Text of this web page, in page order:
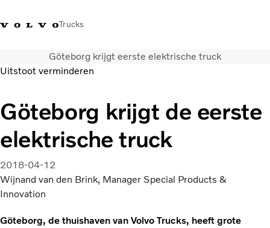
Trucks
Kennis vergroten MerchandiseInloggenNederland
Transportoplossingen
CO2-reductie
Trucks
Truck Builder
Services
Dealer locator
Nieuws
Göteborg krijgt eerste elektrische truck
Uitstoot verminderen
Göteborg krijgt de eerste
elektrische truck
2018-04-12
Wijnand van den Brink, Manager Special Products &
Innovation
Göteborg, de thuishaven van Volvo Trucks, heeft grote